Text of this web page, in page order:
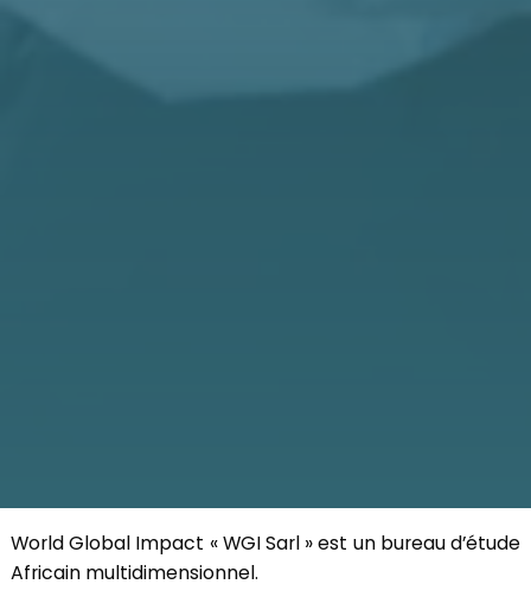
World Global Impact « WGI Sarl » est un bureau d’étude
Africain multidimensionnel.